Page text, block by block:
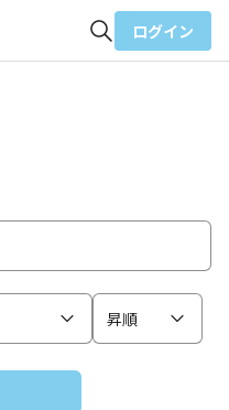
ログイン
昇順